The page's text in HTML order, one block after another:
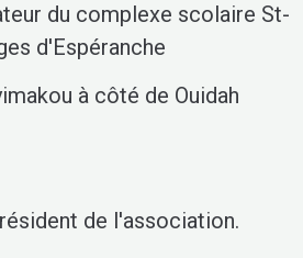
du complexe scolaire St-
d'Espéranche
à côté de Ouidah
de l'association.